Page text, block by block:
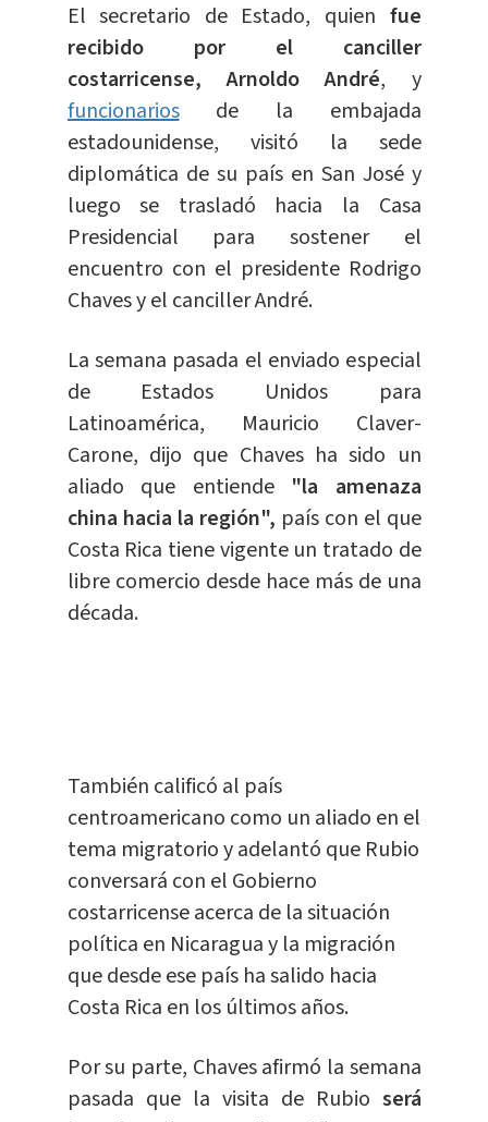
El secretario de Estado, quien fue
recibido por el canciller
costarricense, Arnoldo André, y
funcionarios
de la embajada
estadounidense, visitó la sede
diplomática de su país en San José y
luego se trasladó hacia la Casa
Presidencial para sostener el
encuentro con el presidente Rodrigo
Chaves y el canciller André.
La semana pasada el enviado especial
de Estados Unidos para
Latinoamérica, Mauricio Claver-
Carone, dijo que Chaves ha sido un
aliado que entiende "la amenaza
china hacia la región", país con el que
Costa Rica tiene vigente un tratado de
libre comercio desde hace más de una
década.
También calificó al país
centroamericano como un aliado en el
tema migratorio y adelantó que Rubio
conversará con el Gobierno
costarricense acerca de la situación
política en Nicaragua y la migración
que desde ese país ha salido hacia
Costa Rica en los últimos años.
Por su parte, Chaves afirmó la semana
pasada que la visita de Rubio será